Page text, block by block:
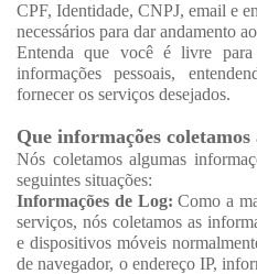
CPF, Identidade, CNPJ, email e
necessários para dar andamento
Entenda que você é livre para
informações pessoais,
fornecer os serviços desejados.
Que informações
Nós coletamos algumas
seguintes situações:
Informações de Log: Como a
serviços, nós coletamos as
e dispositivos móveis
de navegador, o endereço IP,